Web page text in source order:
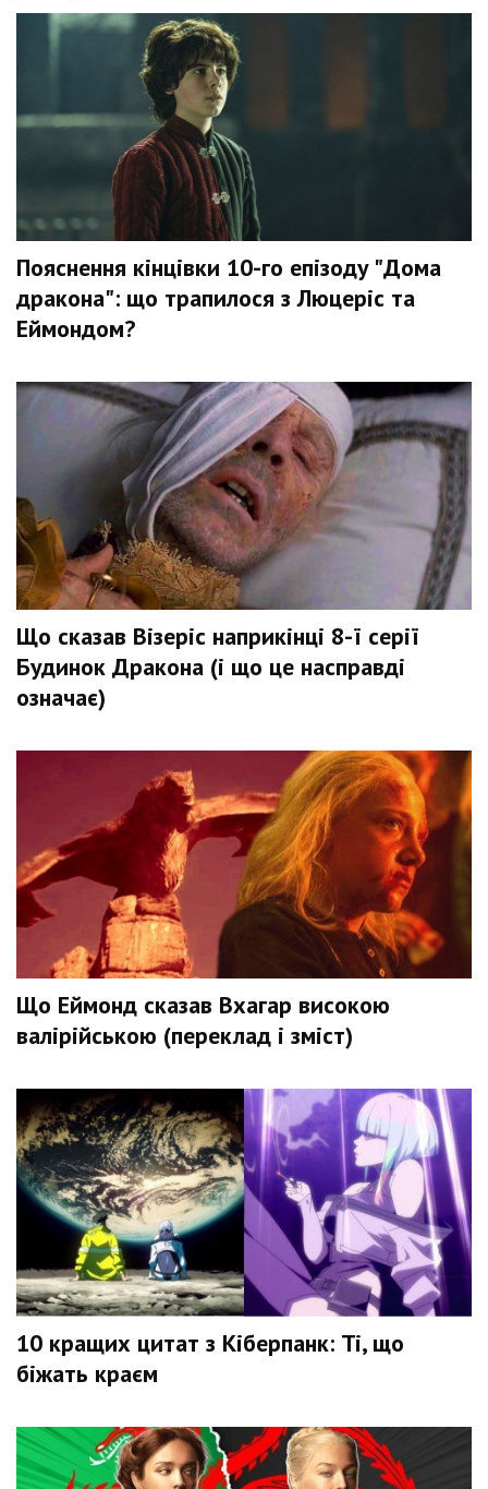
Пояснення кінцівки 10-го епізоду "Дома
дракона": що трапилося з Люцеріс та
Еймондом?
Що сказав Візеріс наприкінці 8-ї серії
Будинок Дракона (і що це насправді
означає)
Що Еймонд сказав Вхагар високою
валірійською (переклад і зміст)
10 кращих цитат з Кіберпанк: Ті, що
біжать краєм